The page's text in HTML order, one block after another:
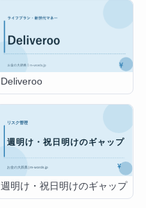
Deliveroo
週明け・祝日明けのギャップ